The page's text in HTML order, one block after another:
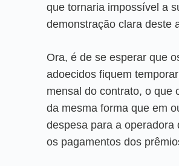
que tornaria impossível a
demonstração clara deste
Ora, é de se esperar que
adoecidos fiquem
mensal do contrato, o que
da mesma forma que em
despesa para a
os pagamentos dos